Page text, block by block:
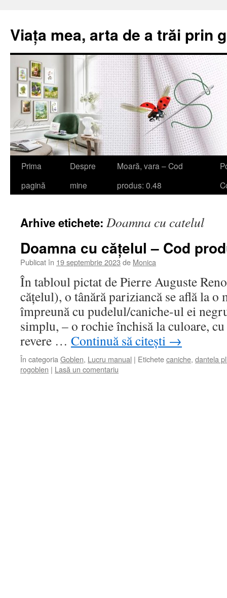
Viața mea, arta de a trăi prin
Sari
Prima
pagină
Despre
mine
Moară, vara – Cod
produs: 0.48
Arhive etichete: Doamna cu catelul
Doamna cu cățelul – Cod
Publicat în 19 septembrie 2023 de Monica
În tabloul pictat de Pierre Auguste
cățelul), o tânără pariziancă se află la o
împreună cu pudelul/caniche-ul ei
simplu, – o rochie închisă la culoare,
revere … Continuă să citești →
În categoria Goblen, Lucru manual | Etichetecaniche, dantela
rogoblen | Lasă un comentariu